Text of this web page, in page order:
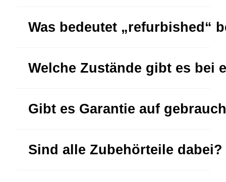
Was bedeutet „refurbished“
Welche Zustände gibt es bei
Gibt es Garantie auf
Sind alle Zubehörteile dabei?